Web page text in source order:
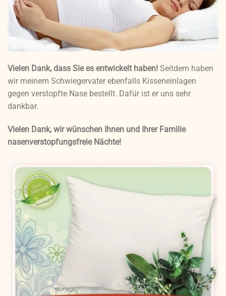
Vielen Dank, dass Sie es entwickelt haben! Seitdem haben
wir meinem Schwiegervater ebenfalls Kisseneinlagen
gegen verstopfte Nase bestellt. Dafür ist er uns sehr
dankbar.
Vielen Dank, wir wünschen Ihnen und Ihrer Familie
nasenverstopfungsfreie Nächte!